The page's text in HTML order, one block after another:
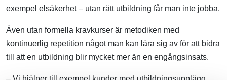
exempel elsäkerhet – utan rätt utbildning får man inte jobba.
Även utan formella kravkurser är metodiken med
kontinuerlig repetition något man kan lära sig av för att bidra
till att en utbildning blir mycket mer än en engångsinsats.